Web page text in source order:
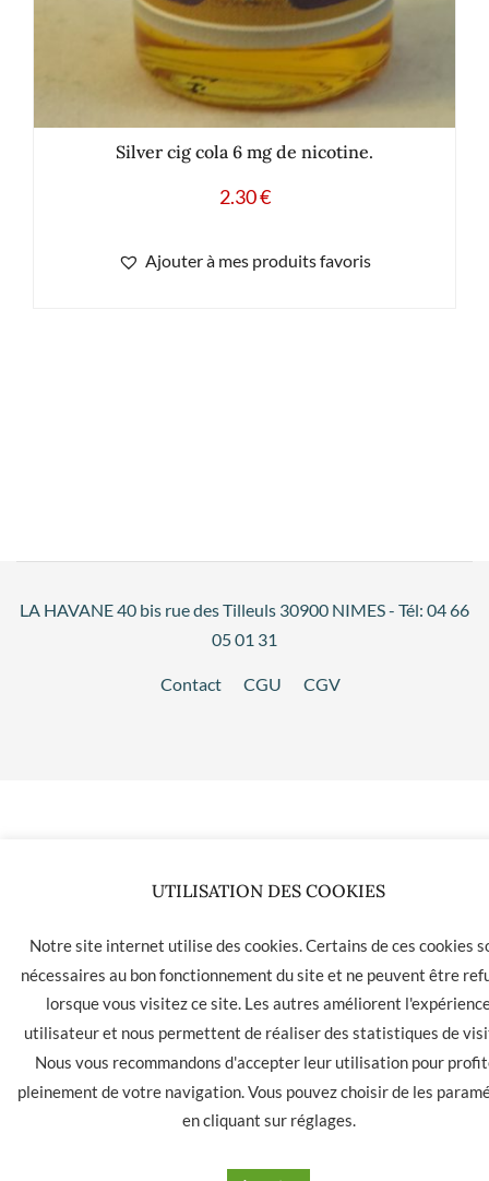
Silver cig cola 6 mg de nicotine.
2.30€
Ajouter à mes produits favoris
LA HAVANE 40 bis rue des Tilleuls 30900 NIMES - Tél: 04 66
05 01 31
Contact CGU CGV
UTILISATION DES COOKIES
Notre site internet utilise des cookies. Certains de ces cookies
nécessaires au bon fonctionnement du site et ne peuvent être
lorsque vous visitez ce site. Les autres améliorent
utilisateur et nous permettent de réaliser des statistiques de
Nous vous recommandons d'accepter leur utilisation pour
pleinement de votre navigation. Vous pouvez choisir de les
en cliquant sur réglages.